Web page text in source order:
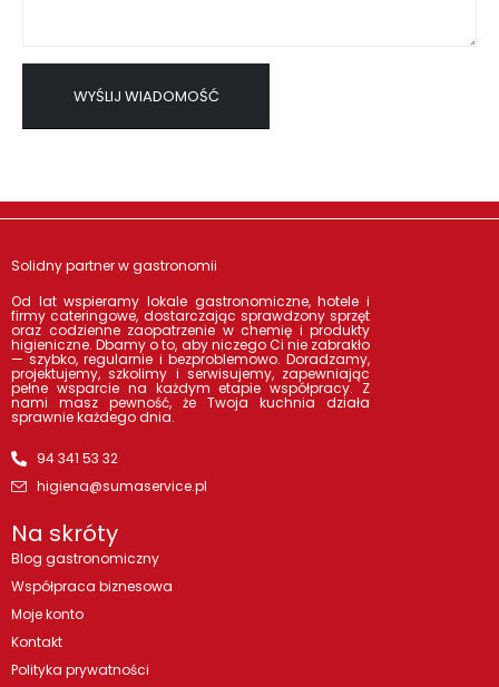
Solidny partner w gastronomii
Od lat wspieramy lokale gastronomiczne, hotele i
firmy cateringowe, dostarczając sprawdzony sprzęt
oraz codzienne zaopatrzenie w chemię i produkty
higieniczne. Dbamy o to, aby niczego Ci nie zabrakło
— szybko, regularnie i bezproblemowo. Doradzamy,
projektujemy, szkolimy i serwisujemy, zapewniając
pełne wsparcie na każdym etapie współpracy. Z
nami masz pewność, że Twoja kuchnia działa
sprawnie każdego dnia.
94 341 53 32
higiena@sumaservice.pl
Na skróty
Blog gastronomiczny
Współpraca biznesowa
Moje konto
Kontakt
Polityka prywatności